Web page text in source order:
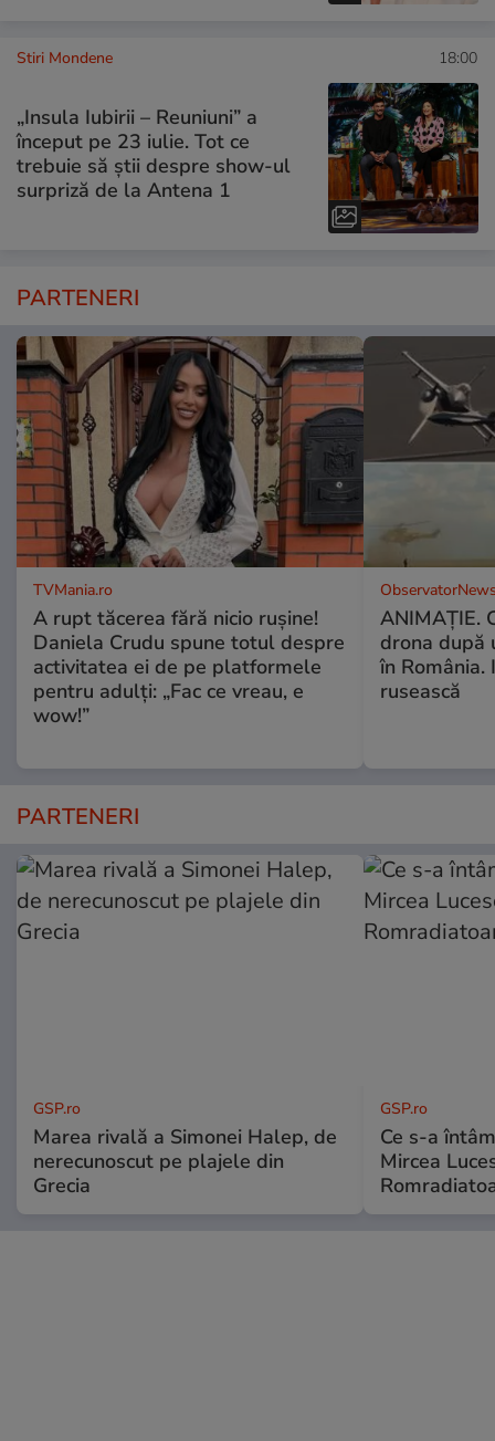
Stiri Mondene 18:00
„Insula Iubirii – Reuniuni” a
început pe 23 iulie. Tot ce
trebuie să știi despre show-ul
surpriză de la Antena 1
PARTENERI
TVMania.ro
A rupt tăcerea fără nicio rușine!
Daniela Crudu spune totul despre
activitatea ei de pe platformele
pentru adulți: „Fac ce vreau, e
wow!”
ANIMAŢIE.
drona după
în România.
rusească
PARTENERI
GSP.ro
Marea rivală a Simonei Halep, de
nerecunoscut pe plajele din
Grecia
GSP.ro
Ce s-a
Mircea